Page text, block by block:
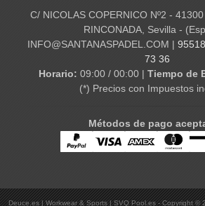
C/ NICOLAS COPERNICO Nº2 -
RINCONADA, Sevilla -
INFO@SANTANASPADEL.COM |
73 36
Horario: 09:00 / 00:00 | Tiempo de
(*) Precios con Impuestos
Métodos de pago
Deuce.es | Workwear & Sports | SVQ Pool.es - Copyright ©